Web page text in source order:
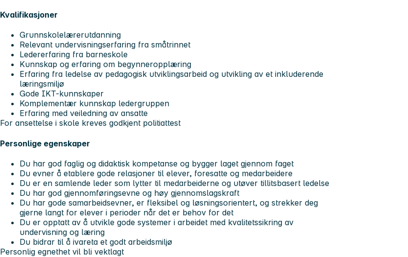
Kvalifikasjoner
Grunnskolelærerutdanning
Relevant undervisningserfaring fra småtrinnet
Ledererfaring fra barneskole
Kunnskap og erfaring om begynneropplæring
Erfaring fra ledelse av pedagogisk utviklingsarbeid og utvikling av et inkluderende
læringsmiljø
Gode IKT-kunnskaper
Komplementær kunnskap ledergruppen
Erfaring med veiledning av ansatte
For ansettelse i skole kreves godkjent politiattest
Personlige egenskaper
Du har god faglig og didaktisk kompetanse og bygger laget gjennom faget
Du evner å etablere gode relasjoner til elever, foresatte og medarbeidere
Du er en samlende leder som lytter til medarbeiderne og utøver tillitsbasert ledelse
Du har god gjennomføringsevne og høy gjennomslagskraft
Du har gode samarbeidsevner, er fleksibel og løsningsorientert, og strekker deg
gjerne langt for elever i perioder når det er behov for det
Du er opptatt av å utvikle gode systemer i arbeidet med kvalitetssikring av
undervisning og læring
Du bidrar til å ivareta et godt arbeidsmiljø
Personlig egnethet vil bli vektlagt